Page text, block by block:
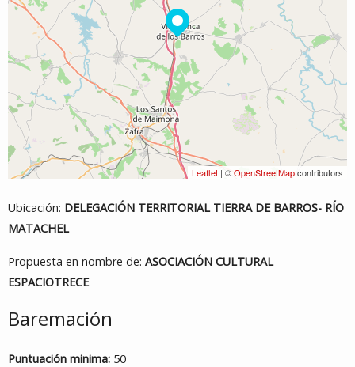
Leaflet | ©OpenStreetMapcontributors
Ubicación: DELEGACIÓN TERRITORIAL TIERRA DE BARROS- RÍO
MATACHEL
Propuesta en nombre de: ASOCIACIÓN CULTURAL
ESPACIOTRECE
Baremación
Puntuación minima: 50